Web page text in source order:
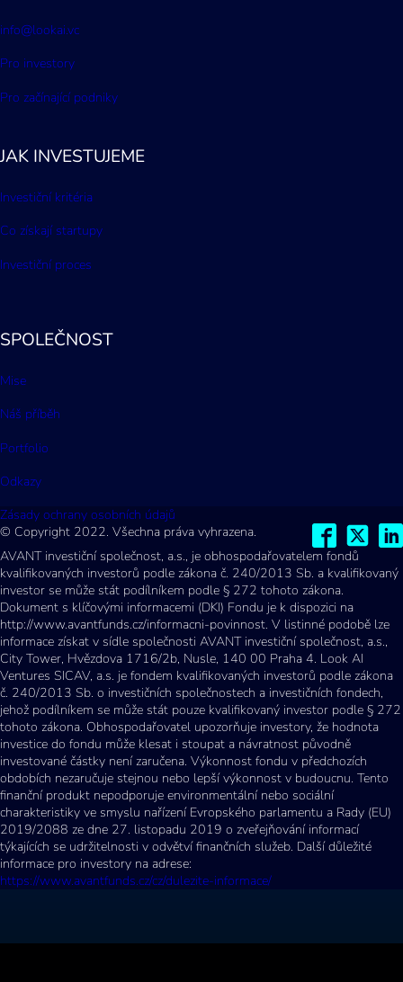
info@lookai.vc
Pro investory
Pro začínající podniky
JAK INVESTUJEME
Investiční kritéria
Co získají startupy
Investiční proces
SPOLEČNOST
Mise
Náš příběh
Portfolio
Odkazy
Zásady ochrany osobních údajů
© Copyright 2022. Všechna práva vyhrazena.
AVANT investiční společnost, a.s., je obhospodařovatelem fondů
kvalifikovaných investorů podle zákona č. 240/2013 Sb. a kvalifikovaný
investor se může stát podílníkem podle § 272 tohoto zákona.
Dokument s klíčovými informacemi (DKI) Fondu je k dispozici na
http://www.avantfunds.cz/informacni-povinnost. V listinné podobě lze
informace získat v sídle společnosti AVANT investiční společnost, a.s.,
City Tower, Hvězdova 1716/2b, Nusle, 140 00 Praha 4. Look AI
Ventures SICAV, a.s. je fondem kvalifikovaných investorů podle zákona
č. 240/2013 Sb. o investičních společnostech a investičních fondech,
jehož podílníkem se může stát pouze kvalifikovaný investor podle § 272
tohoto zákona. Obhospodařovatel upozorňuje investory, že hodnota
investice do fondu může klesat i stoupat a návratnost původně
investované částky není zaručena. Výkonnost fondu v předchozích
obdobích nezaručuje stejnou nebo lepší výkonnost v budoucnu. Tento
finanční produkt nepodporuje environmentální nebo sociální
charakteristiky ve smyslu nařízení Evropského parlamentu a Rady (EU)
2019/2088 ze dne 27. listopadu 2019 o zveřejňování informací
týkajících se udržitelnosti v odvětví finančních služeb. Další důležité
informace pro investory na adrese:
https://www.avantfunds.cz/cz/dulezite-informace/